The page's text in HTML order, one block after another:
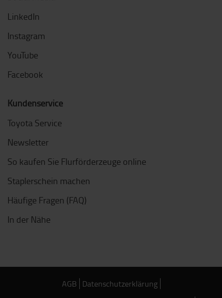
LinkedIn
Instagram
YouTube
Facebook
Kundenservice
Toyota Service
Newsletter
So kaufen Sie Flurförderzeuge online
Staplerschein machen
Häufige Fragen (FAQ)
In der Nähe
AGB Datenschutzerklärung